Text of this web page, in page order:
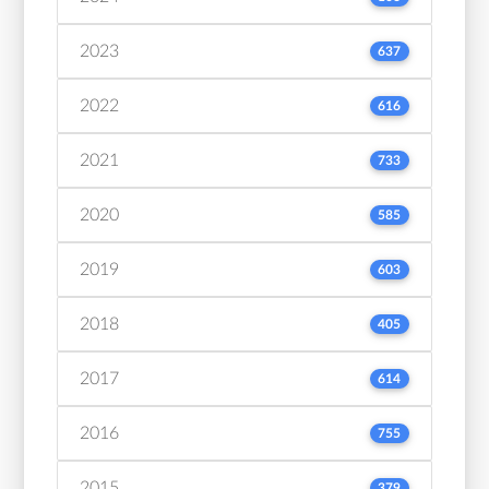
2023 637
2022 616
2021 733
2020 585
2019 603
2018 405
2017 614
2016 755